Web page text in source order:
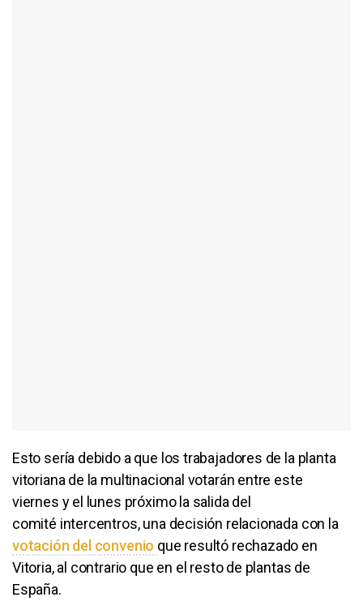
Esto sería debido a que los trabajadores de la planta
vitoriana de la multinacional votarán entre este
viernes y el lunes próximo la salida del
comité intercentros, una decisión relacionada con la
votación del convenio que resultó rechazado en
Vitoria, al contrario que en el resto de plantas de
España.